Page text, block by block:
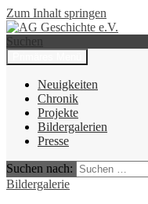
Zum Inhalt springen
AG
Suchen
Neuigkeiten
Chronik
Projekte
Bildergalerien
Presse
Suchen nach:
Bildergalerie